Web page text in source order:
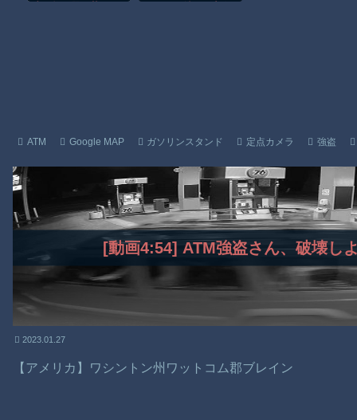
ATM Google MAP ガソリンスタンド 定点カメラ 強盗
[動画4:54] ATM強盗さん、破壊し
2023.01.27
【アメリカ】ワシントン州ワットコム郡ブレイン